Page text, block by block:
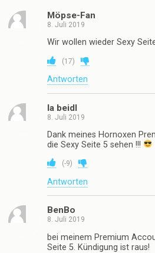
Möpse-Fan
8. Juli 2019
Wir wollen wieder Sexy
(17)
Antworten
la beidl
8. Juli 2019
Dank meines Hornoxen
die Sexy Seite 5 sehen !!!
(-9)
Antworten
BenBo
8. Juli 2019
bei meinem Premium
Seite 5. Kündigung ist raus!